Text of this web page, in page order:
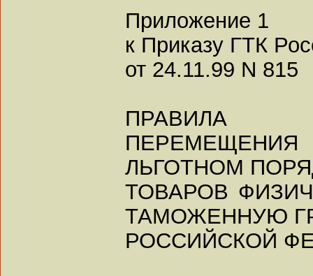
Приложение 1
к Приказу ГТК
от 24.11.99 N 815
ПРАВИЛА
ЛЬГОТНОМ
ТОВАРОВ
ТАМОЖЕННУЮ
РОССИЙСКОЙ